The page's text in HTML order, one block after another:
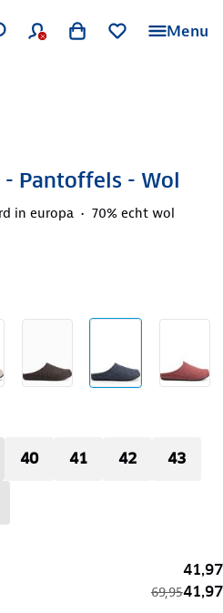
Menu
- Pantoffels - Wol
in europa 70% echt wol
40 41 42 43
41,97
69,9541,97